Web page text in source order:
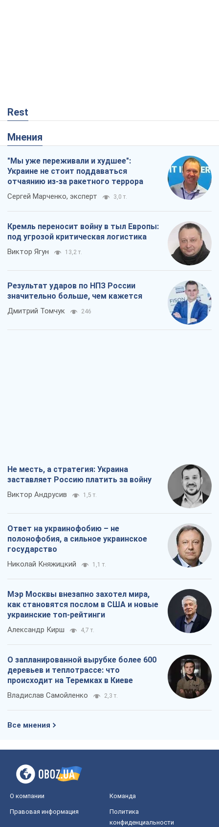
Rest
Мнения
"Мы уже переживали и худшее":
Украине не стоит поддаваться
отчаянию из-за ракетного террора
Сергей Марченко, эксперт 3,0 т.
Кремль переносит войну в тыл Европы:
под угрозой критическая логистика
Виктор Ягун 13,2 т.
Результат ударов по НПЗ России
значительно больше, чем кажется
Дмитрий Томчук 246
Не месть, а стратегия: Украина
заставляет Россию платить за войну
Виктор Андрусив 1,5 т.
Ответ на украинофобию – не
полонофобия, а сильное украинское
государство
Николай Княжицкий 1,1 т.
Мэр Москвы внезапно захотел мира,
как становятся послом в США и новые
украинские топ-рейтинги
Александр Кирш 4,7 т.
О запланированной вырубке более 600
деревьев и теплотрассе: что
происходит на Теремках в Киеве
Владислав Самойленко 2,3 т.
Все мнения
О компании Команда
Правовая информация
Политика
конфиденциальности